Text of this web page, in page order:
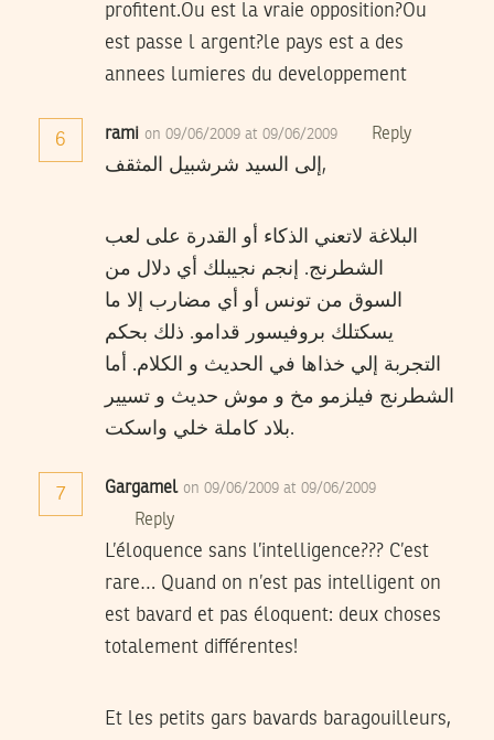
profitent.Ou est la vraie opposition?Ou
est passe l argent?le pays est a des
annees lumieres du developpement
6 rami on 09/06/2009 at 09/06/2009 Reply
إلى السيد شرشبيل المثقف,
البلاغة لاتعني الذكاء أو القدرة على لعب
الشطرنج. إنجم نجيبلك أي دلال من
السوق من تونس أو أي مضارب إلا ما
يسكتلك بروفيسور قدامو. ذلك بحكم
التجربة إلي خذاها في الحديث و الكلام. أما
الشطرنج فيلزمو مخ و موش حديث و تسيير
بلاد كاملة خلي واسكت.
7 Gargamel on 09/06/2009 at 09/06/2009
Reply
L’éloquence sans l’intelligence??? C’est
rare… Quand on n’est pas intelligent on
est bavard et pas éloquent: deux choses
totalement différentes!
Et les petits gars bavards baragouilleurs,